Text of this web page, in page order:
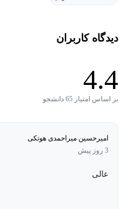
و تعیین گام‌های بعدی معرفی
چگونه با استفاده از یک عبارت
دیدگاه کاربران
4.4
بر اساس امتیاز 65 دانشجو
امیرحسین میراحمدی هوتکی
3 روز پیش
عالی